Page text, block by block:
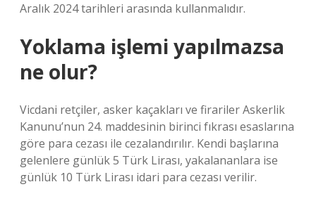
Aralık 2024 tarihleri ​​arasında kullanmalıdır.
Yoklama işlemi yapılmazsa
ne olur?
Vicdani retçiler, asker kaçakları ve firariler Askerlik
Kanunu’nun 24. maddesinin birinci fıkrası esaslarına
göre para cezası ile cezalandırılır. Kendi başlarına
gelenlere günlük 5 Türk Lirası, yakalananlara ise
günlük 10 Türk Lirası idari para cezası verilir.